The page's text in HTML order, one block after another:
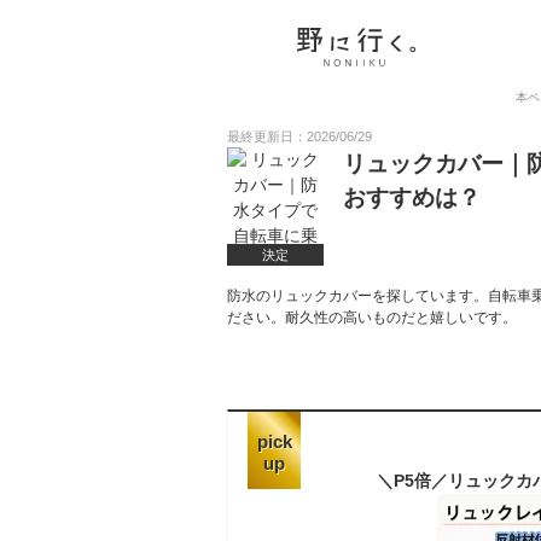
本
最終更新日：2026/06/29
決定
リュックカバー｜
おすすめは？
防水のリュックカバーを探しています。自転
ださい。耐久性の高いものだと嬉しいです。
pick
up